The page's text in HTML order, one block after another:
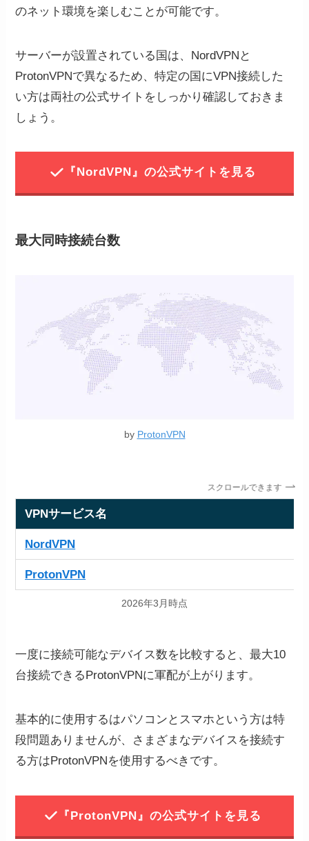
のネット環境を楽しむことが可能です。
サーバーが設置されている国は、NordVPNと
ProtonVPNで異なるため、特定の国にVPN接続した
い方は両社の公式サイトをしっかり確認しておきま
しょう。
『NordVPN』の公式サイトを見る
最大同時接続台数
by ProtonVPN
スクロールできます
VPNサービス名
NordVPN
ProtonVPN
2026年3月時点
一度に接続可能なデバイス数を比較すると、最大10
台接続できるProtonVPNに軍配が上がります。
基本的に使用するはパソコンとスマホという方は特
段問題ありませんが、さまざまなデバイスを接続す
る方はProtonVPNを使用するべきです。
『ProtonVPN』の公式サイトを見る